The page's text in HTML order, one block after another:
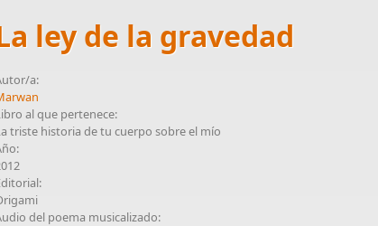
ley de la gravedad
a:
al que pertenece:
triste historia de tu cuerpo sobre el mío
del poema musicalizado: